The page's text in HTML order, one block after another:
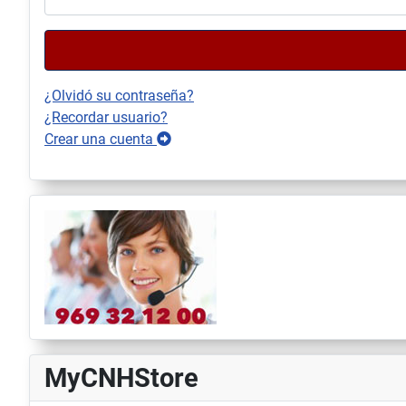
¿Olvidó su contraseña?
¿Recordar usuario?
Crear una cuenta
MyCNHStore